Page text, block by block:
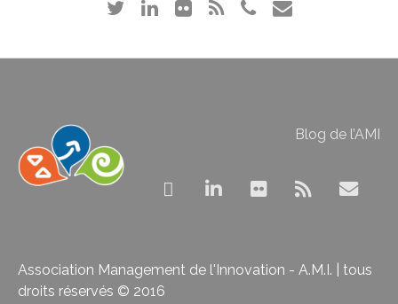
Blog de l’AMI
Association Management de l'Innovation - A.M.I. | tous
droits réservés © 2016